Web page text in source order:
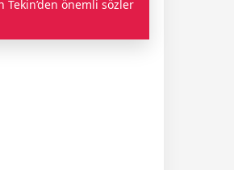
Tekin’den önemli sözler